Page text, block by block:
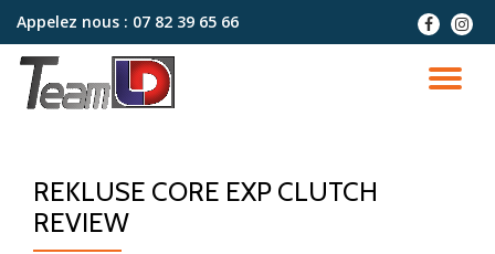
Aller
contenu
Appelez nous : 07 82 39 65 66
fa-
facebook
fa-
REKLUSE CORE EXP CLUTCH
REVIEW